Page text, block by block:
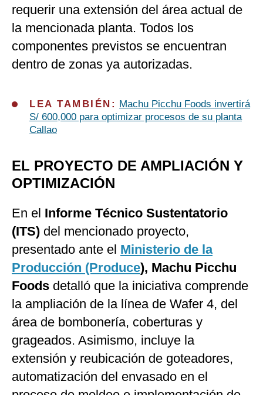
requerir una extensión del área actual de
la mencionada planta. Todos los
componentes previstos se encuentran
dentro de zonas ya autorizadas.
LEA TAMBIÉN: Machu Picchu Foods invertirá
S/ 600,000 para optimizar procesos de su planta
Callao
EL PROYECTO DE AMPLIACIÓN Y
OPTIMIZACIÓN
En el Informe Técnico Sustentatorio
(ITS) del mencionado proyecto,
presentado ante el Ministerio de la
Producción (Produce), Machu Picchu
Foods detalló que la iniciativa comprende
la ampliación de la línea de Wafer 4, del
área de bombonería, coberturas y
grageados. Asimismo, incluye la
extensión y reubicación de goteadores,
automatización del envasado en el